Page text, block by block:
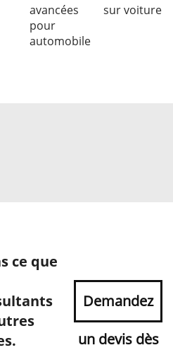
avancées
pour
automobile
sur voiture
ce que
Demandez
un devis dès